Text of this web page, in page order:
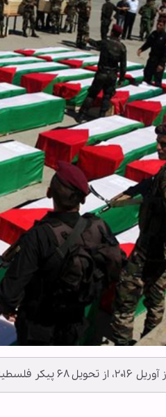
آنها خودداری کرده است.